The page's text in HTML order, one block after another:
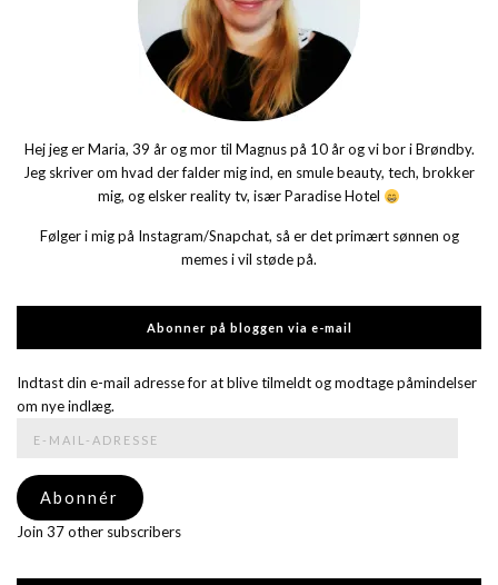
Hej jeg er Maria, 39 år og mor til Magnus på 10 år og vi bor i Brøndby.
Jeg skriver om hvad der falder mig ind, en smule beauty, tech, brokker
mig, og elsker reality tv, især Paradise Hotel
Følger i mig på Instagram/Snapchat, så er det primært sønnen og
memes i vil støde på.
Abonner på bloggen via e-mail
Indtast din e-mail adresse for at blive tilmeldt og modtage påmindelser
om nye indlæg.
adresse
Abonnér
Join 37 other subscribers